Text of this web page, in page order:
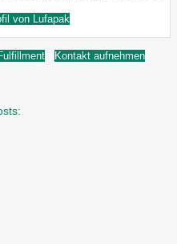
von Lufapak
Kontakt aufnehmen